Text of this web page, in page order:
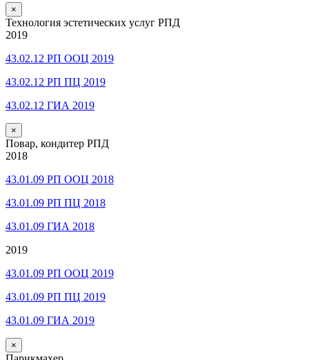
×
Технология эстетических услуг РПД
2019
43.02.12 РП ООЦ 2019
43.02.12 РП ПЦ 2019
43.02.12 ГИА 2019
×
Повар, кондитер РПД
2018
43.01.09 РП ООЦ 2018
43.01.09 РП ПЦ 2018
43.01.09 ГИА 2018
2019
43.01.09 РП ООЦ 2019
43.01.09 РП ПЦ 2019
43.01.09 ГИА 2019
×